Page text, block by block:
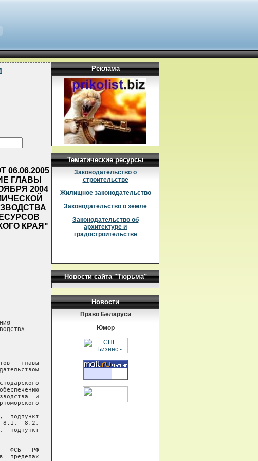
ГЛАВЫ
2004
КРАЯ"
главы
и
подпункт
8.1,  8.2,
подпункт
ФСБ   РФ
пределах
Реклама
Тематические ресурсы
Законодательство о
строительстве
Жилищное законодательство
Законодательство о земле
Законодательство об
архитектуре и
градостроительстве
Новости сайта "Тюрьма"
Новости
Право Беларуси
Юмор